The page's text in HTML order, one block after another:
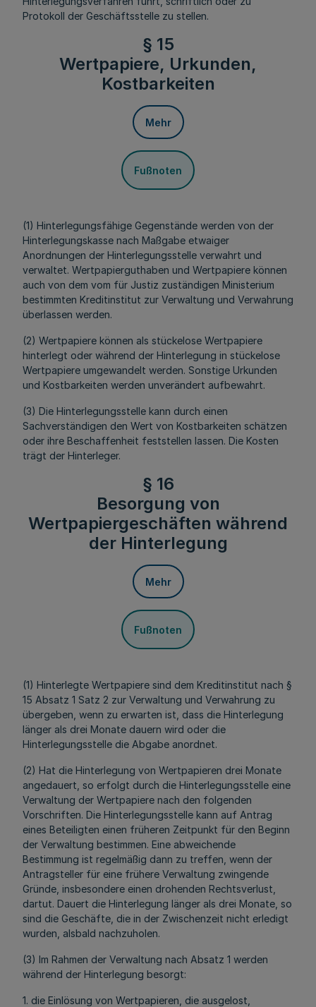
Protokoll der Geschäftsstelle zu stellen.
§ 15
Wertpapiere, Urkunden,
Kostbarkeiten
Mehr
Fußnoten
(1) Hinterlegungsfähige Gegenstände werden von der
Hinterlegungskasse nach Maßgabe etwaiger
Anordnungen der Hinterlegungsstelle verwahrt und
verwaltet. Wertpapierguthaben und Wertpapiere können
auch von dem vom für Justiz zuständigen Ministerium
bestimmten Kreditinstitut zur Verwaltung und Verwahrung
überlassen werden.
(2) Wertpapiere können als stückelose Wertpapiere
hinterlegt oder während der Hinterlegung in stückelose
Wertpapiere umgewandelt werden. Sonstige Urkunden
und Kostbarkeiten werden unverändert aufbewahrt.
(3) Die Hinterlegungsstelle kann durch einen
Sachverständigen den Wert von Kostbarkeiten schätzen
oder ihre Beschaffenheit feststellen lassen. Die Kosten
trägt der Hinterleger.
§ 16
Besorgung von
Wertpapiergeschäften während
der Hinterlegung
Mehr
Fußnoten
(1) Hinterlegte Wertpapiere sind dem Kreditinstitut nach §
15 Absatz 1 Satz 2 zur Verwaltung und Verwahrung zu
übergeben, wenn zu erwarten ist, dass die Hinterlegung
länger als drei Monate dauern wird oder die
Hinterlegungsstelle die Abgabe anordnet.
(2) Hat die Hinterlegung von Wertpapieren drei Monate
angedauert, so erfolgt durch die Hinterlegungsstelle eine
Verwaltung der Wertpapiere nach den folgenden
Vorschriften. Die Hinterlegungsstelle kann auf Antrag
eines Beteiligten einen früheren Zeitpunkt für den Beginn
der Verwaltung bestimmen. Eine abweichende
Bestimmung ist regelmäßig dann zu treffen, wenn der
Antragsteller für eine frühere Verwaltung zwingende
Gründe, insbesondere einen drohenden Rechtsverlust,
dartut. Dauert die Hinterlegung länger als drei Monate, so
sind die Geschäfte, die in der Zwischenzeit nicht erledigt
wurden, alsbald nachzuholen.
(3) Im Rahmen der Verwaltung nach Absatz 1 werden
während der Hinterlegung besorgt:
1. die Einlösung von Wertpapieren, die ausgelost,